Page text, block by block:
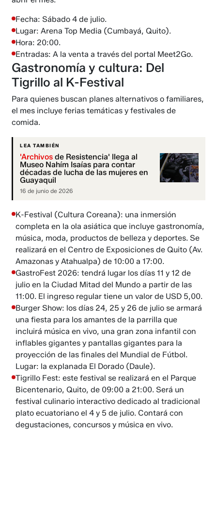
Fecha: Sábado 4 de julio.
Lugar: Arena Top Media (Cumbayá, Quito).
Hora: 20:00.
Entradas: A la venta a través del portal Meet2Go.
Gastronomía y cultura: Del
Tigrillo al K-Festival
Para quienes buscan planes alternativos o familiares,
el mes incluye ferias temáticas y festivales de
comida.
LEA TAMBIÉN
'Archivos de Resistencia' llega al
Museo Nahím Isaías para contar
décadas de lucha de las mujeres en
Guayaquil
16 de junio de 2026
K-Festival (Cultura Coreana): una inmersión
completa en la ola asiática que incluye gastronomía,
música, moda, productos de belleza y deportes. Se
realizará en el Centro de Exposiciones de Quito (Av.
Amazonas y Atahualpa) de 10:00 a 17:00.
GastroFest 2026: tendrá lugar los días 11 y 12 de
julio en la Ciudad Mitad del Mundo a partir de las
11:00. El ingreso regular tiene un valor de USD 5,00.
Burger Show: los días 24, 25 y 26 de julio se armará
una fiesta para los amantes de la parrilla que
incluirá música en vivo, una gran zona infantil con
inflables gigantes y pantallas gigantes para la
proyección de las finales del Mundial de Fútbol.
Lugar: la explanada El Dorado (Daule).
Tigrillo Fest: este festival se realizará en el Parque
Bicentenario, Quito, de 09:00 a 21:00. Será un
festival culinario interactivo dedicado al tradicional
plato ecuatoriano el 4 y 5 de julio. Contará con
degustaciones, concursos y música en vivo.